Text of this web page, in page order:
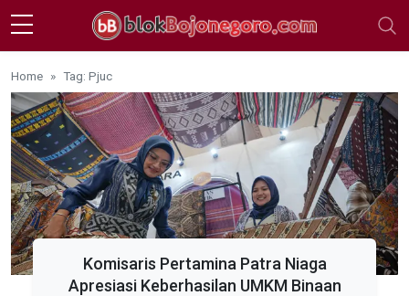
Skip to main content
Home Tag: Pjuc
Komisaris Pertamina Patra Niaga
Apresiasi Keberhasilan UMKM Binaan